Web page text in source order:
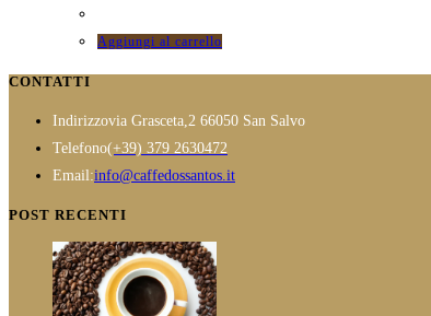
Aggiungi al carrello
CONTATTI
Indirizzovia Grasceta,2 66050 San Salvo
Telefono(+39) 379 2630472
in
Email:info@caffedossantos.itOpens
POST RECENTI